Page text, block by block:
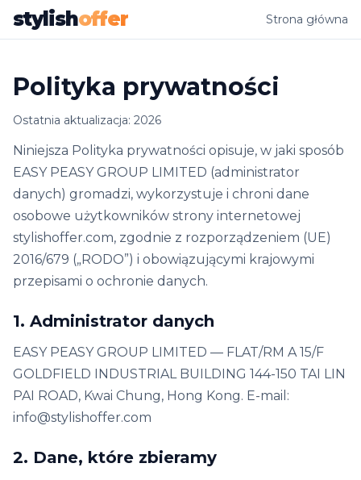
stylishoffer Strona główna
Polityka prywatności
Ostatnia aktualizacja: 2026
Niniejsza Polityka prywatności opisuje, w jaki sposób
EASY PEASY GROUP LIMITED (administrator
danych) gromadzi, wykorzystuje i chroni dane
osobowe użytkowników strony internetowej
stylishoffer.com, zgodnie z rozporządzeniem (UE)
2016/679 („RODO”) i obowiązującymi krajowymi
przepisami o ochronie danych.
1. Administrator danych
EASY PEASY GROUP LIMITED — FLAT/RM A 15/F
GOLDFIELD INDUSTRIAL BUILDING 144-150 TAI LIN
PAI ROAD, Kwai Chung, Hong Kong. E-mail:
info@stylishoffer.com
2. Dane, które zbieramy